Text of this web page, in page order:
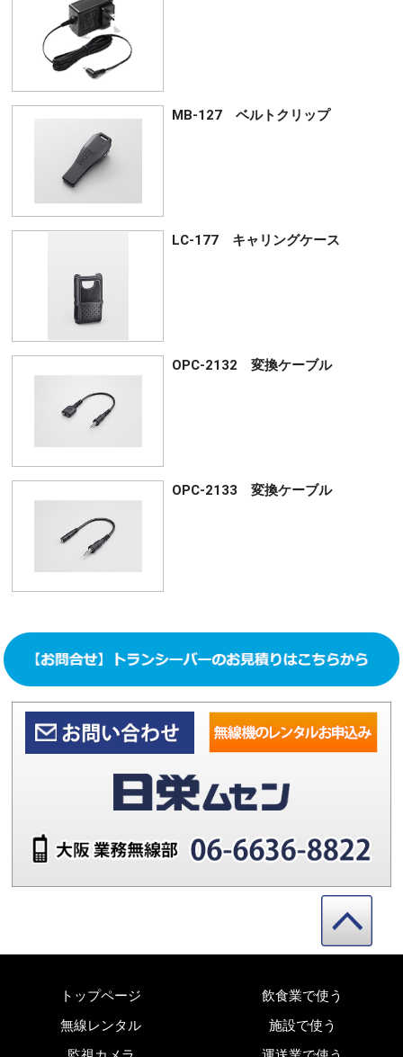
MB-127 ベルトクリップ
LC-177 キャリングケース
OPC-2132 変換ケーブル
OPC-2133 変換ケーブル
トップページ
無線レンタル
飲食業で使う
施設で使う